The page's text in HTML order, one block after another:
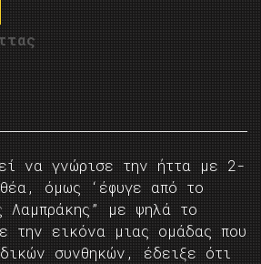
να γνώρισε την ήττα με 2-
όμως ‘έφυγε από το
Λαμπράκης” με ψηλά το
την εικόνα μιας ομάδας που
συνθηκών, έδειξε ότι